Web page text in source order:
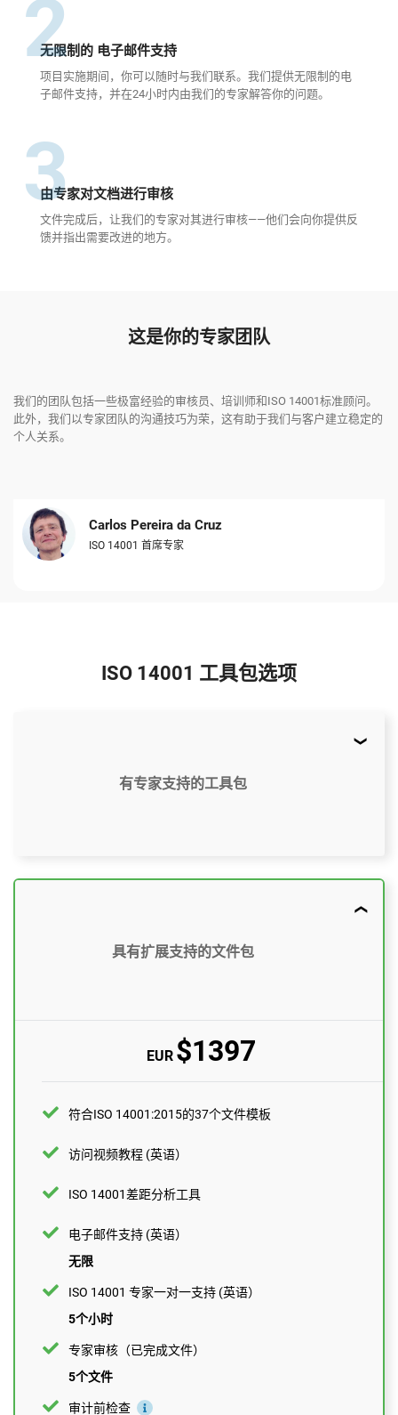
2
无限制的 电子邮件支持
项目实施期间，你可以随时与我们联系。我们提供无限制的电
子邮件支持，并在24小时内由我们的专家解答你的问题。
3
由专家对文档进行审核
文件完成后，让我们的专家对其进行审核——他们会向你提供反
馈并指出需要改进的地方。
这是你的专家团队
我们的团队包括一些极富经验的审核员、培训师和ISO 14001标准顾问。
此外，我们以专家团队的沟通技巧为荣，这有助于我们与客户建立稳定的
个人关系。
Carlos Pereira da Cruz
ISO 14001 首席专家
ISO 14001 工具包选项
有专家支持的工具包
US$897
ISO 14001差距分析工具
电子邮件支持 (英语）
每月10个问题
ISO 14001 专家一对一支持 (英语）
1个文件
审计前检查
现在下订单
具有扩展支持的文件包
EUR $1397
符合ISO 14001:2015的37个文件模板
访问视频教程 (英语）
ISO 14001差距分析工具
电子邮件支持 (英语）
无限
ISO 14001 专家一对一支持 (英语）
5个小时
专家审核（已完成文件）
5个文件
审计前检查